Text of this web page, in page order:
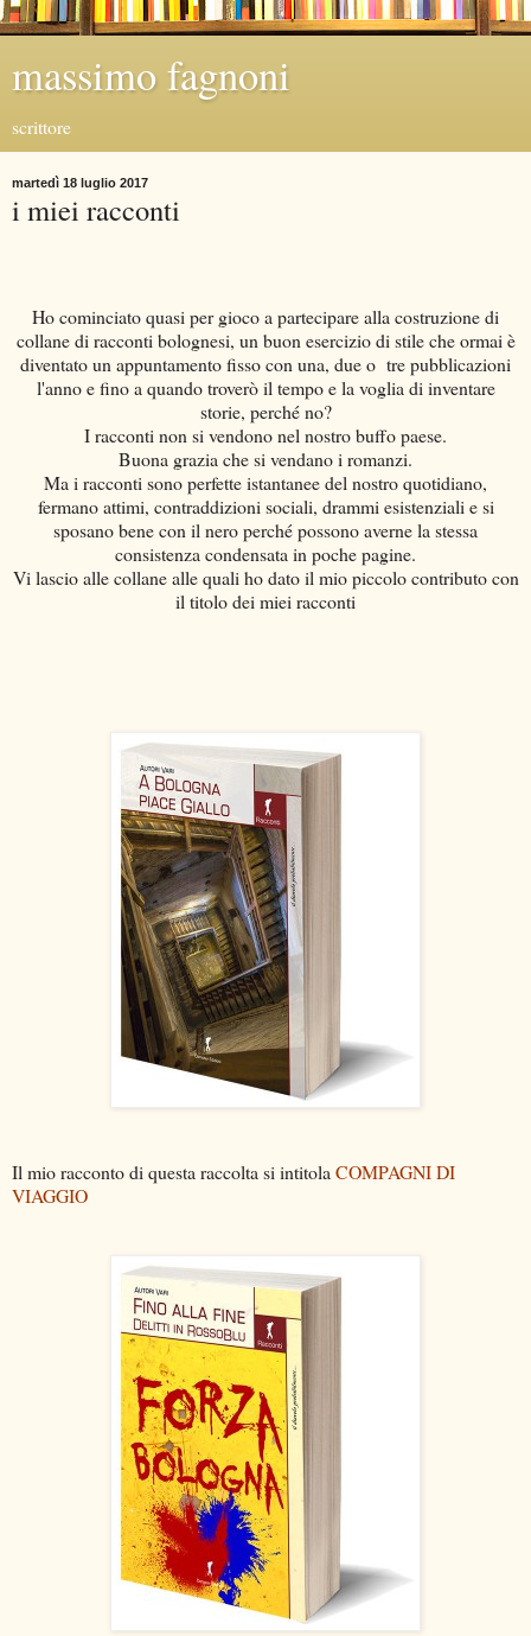
massimo fagnoni
scrittore
martedì 18 luglio 2017
i miei racconti
Ho cominciato quasi per gioco a partecipare alla costruzione di
collane di racconti bolognesi, un buon esercizio di stile che ormai è
diventato un appuntamento fisso con una, due o tre pubblicazioni
l'anno e fino a quando troverò il tempo e la voglia di inventare
storie, perché no?
I racconti non si vendono nel nostro buffo paese.
Buona grazia che si vendano i romanzi.
Ma i racconti sono perfette istantanee del nostro quotidiano,
fermano attimi, contraddizioni sociali, drammi esistenziali e si
sposano bene con il nero perché possono averne la stessa
consistenza condensata in poche pagine.
Vi lascio alle collane alle quali ho dato il mio piccolo contributo con
il titolo dei miei racconti
Il mio racconto di questa raccolta si intitola COMPAGNI DI
VIAGGIO